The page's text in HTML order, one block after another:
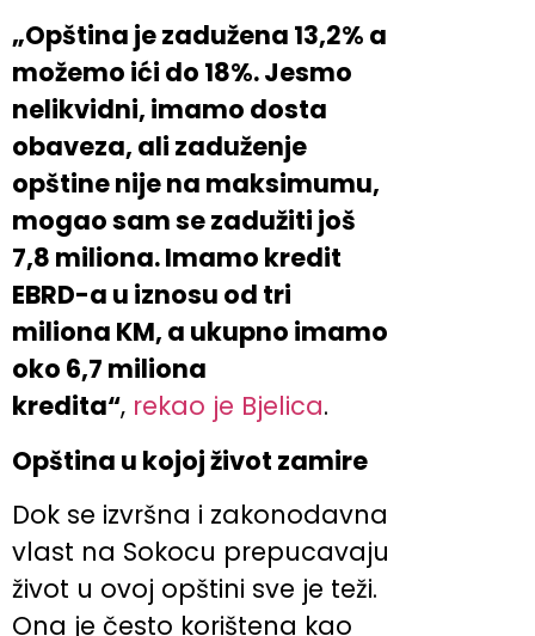
„Opština je zadužena 13,2% a
možemo ići do 18%. Jesmo
nelikvidni, imamo dosta
obaveza, ali zaduženje
opštine nije na maksimumu,
mogao sam se zadužiti još
7,8 miliona. Imamo kredit
EBRD-a u iznosu od tri
miliona KM, a ukupno imamo
oko 6,7 miliona
kredita“, rekao je Bjelica.
Opština u kojoj život zamire
Dok se izvršna i zakonodavna
vlast na Sokocu prepucavaju
život u ovoj opštini sve je teži.
Ona je često korištena kao